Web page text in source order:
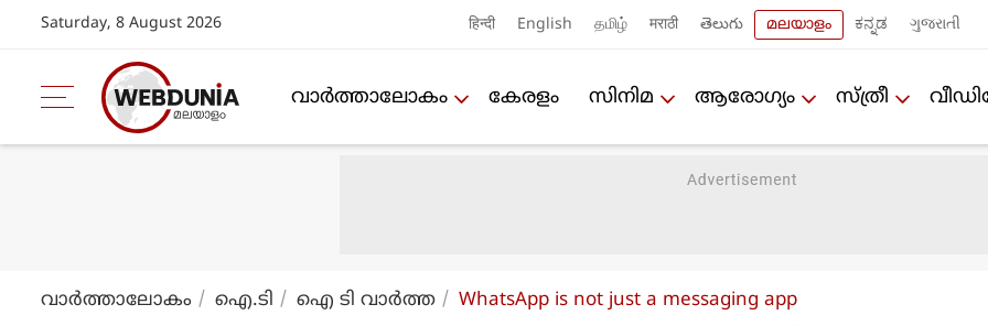
Saturday, 8 August 2026 हिन्दी English தமிழ் मराठी తెలుగు മലയാളം ಕನ್ನಡ ગુજરાતી
വാര്‍ത്താലോകം കേരളം സിനിമ ആരോഗ്യം സ്ത്രീ
വാര്‍ത്താലോകം ഐ.ടി ഐ ടി വാര്‍ത്ത WhatsApp is not just a messaging app